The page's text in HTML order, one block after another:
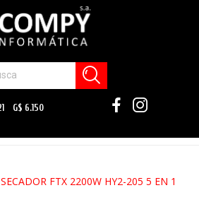
SECADOR FTX 2200W HY2-205 5 EN 1